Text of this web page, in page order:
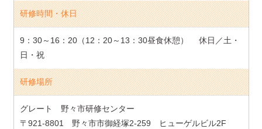
研修時間・休日
9：30～16：20（12：20～13：30昼食休憩） 休日／土・
日・祝
研修場所
グレート 野々市研修センター
〒921-8801 野々市市御経塚2-259 ヒューゲルビル2F